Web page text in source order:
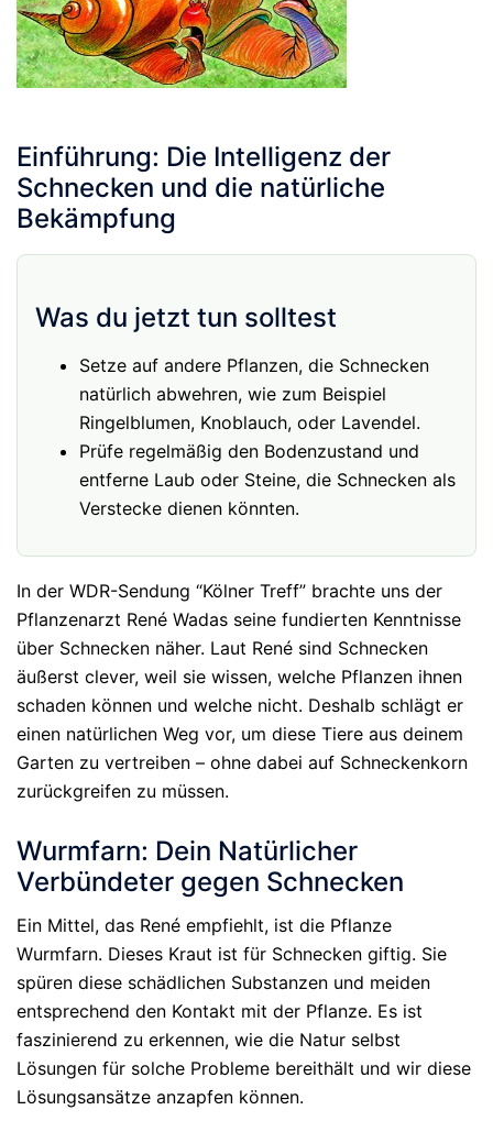
Einführung: Die Intelligenz der
Schnecken und die natürliche
Bekämpfung
Was du jetzt tun solltest
Setze auf andere Pflanzen, die Schnecken
natürlich abwehren, wie zum Beispiel
Ringelblumen, Knoblauch, oder Lavendel.
Prüfe regelmäßig den Bodenzustand und
entferne Laub oder Steine, die Schnecken als
Verstecke dienen könnten.
In der WDR-Sendung “Kölner Treff” brachte uns der
Pflanzenarzt René Wadas seine fundierten Kenntnisse
über Schnecken näher. Laut René sind Schnecken
äußerst clever, weil sie wissen, welche Pflanzen ihnen
schaden können und welche nicht. Deshalb schlägt er
einen natürlichen Weg vor, um diese Tiere aus deinem
Garten zu vertreiben – ohne dabei auf Schneckenkorn
zurückgreifen zu müssen.
Wurmfarn: Dein Natürlicher
Verbündeter gegen Schnecken
Ein Mittel, das René empfiehlt, ist die Pflanze
Wurmfarn. Dieses Kraut ist für Schnecken giftig. Sie
spüren diese schädlichen Substanzen und meiden
entsprechend den Kontakt mit der Pflanze. Es ist
faszinierend zu erkennen, wie die Natur selbst
Lösungen für solche Probleme bereithält und wir diese
Lösungsansätze anzapfen können.